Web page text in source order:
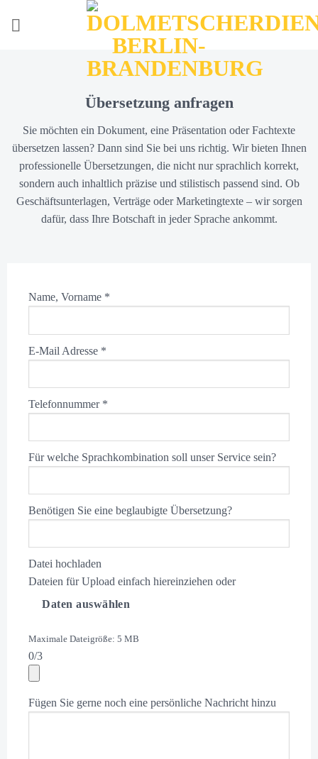
Übersetzung anfragen
Sie möchten ein Dokument, eine Präsentation oder Fachtexte
übersetzen lassen? Dann sind Sie bei uns richtig. Wir bieten Ihnen
professionelle Übersetzungen, die nicht nur sprachlich korrekt,
sondern auch inhaltlich präzise und stilistisch passend sind. Ob
Geschäftsunterlagen, Verträge oder Marketingtexte – wir sorgen
dafür, dass Ihre Botschaft in jeder Sprache ankommt.
Name, Vorname *
E-Mail Adresse *
Telefonnummer *
Für welche Sprachkombination soll unser Service sein?
Benötigen Sie eine beglaubigte Übersetzung?
Datei hochladen
Dateien für Upload einfach hiereinziehen oder
Daten auswählen
Maximale Dateigröße: 5 MB
0/3
Fügen Sie gerne noch eine persönliche Nachricht hinzu